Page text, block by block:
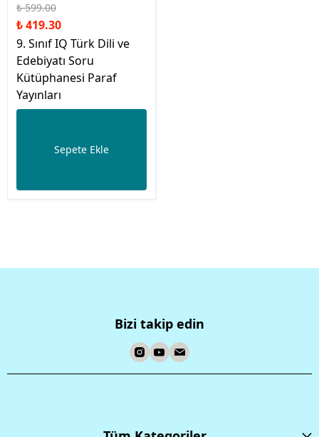
₺ 599.00
₺ 419.30
9. Sınıf IQ Türk Dili ve
Edebiyatı Soru
Kütüphanesi Paraf
Yayınları
Sepete Ekle
Bizi takip edin